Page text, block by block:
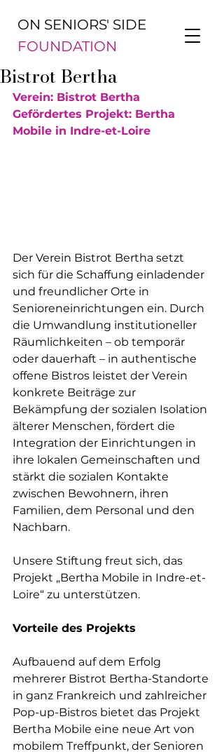
ON SENIORS' SIDE
FOUNDATION
Bistrot Bertha
Verein: Bistrot Bertha
Gefördertes Projekt: Bertha
Mobile in Indre-et-Loire
Der Verein Bistrot Bertha setzt
sich für die Schaffung einladender
und freundlicher Orte in
Senioreneinrichtungen ein. Durch
die Umwandlung institutioneller
Räumlichkeiten – ob temporär
oder dauerhaft – in authentische
offene Bistros leistet der Verein
konkrete Beiträge zur
Bekämpfung der sozialen Isolation
älterer Menschen, fördert die
Integration der Einrichtungen in
ihre lokalen Gemeinschaften und
stärkt die sozialen Kontakte
zwischen Bewohnern, ihren
Familien, dem Personal und den
Nachbarn.
Unsere Stiftung freut sich, das
Projekt „Bertha Mobile in Indre-et-
Loire“ zu unterstützen.
Vorteile des Projekts
Aufbauend auf dem Erfolg
mehrerer Bistrot Bertha-Standorte
in ganz Frankreich und zahlreicher
Pop-up-Bistros bietet das Projekt
Bertha Mobile eine neue Art von
mobilem Treffpunkt, der Senioren